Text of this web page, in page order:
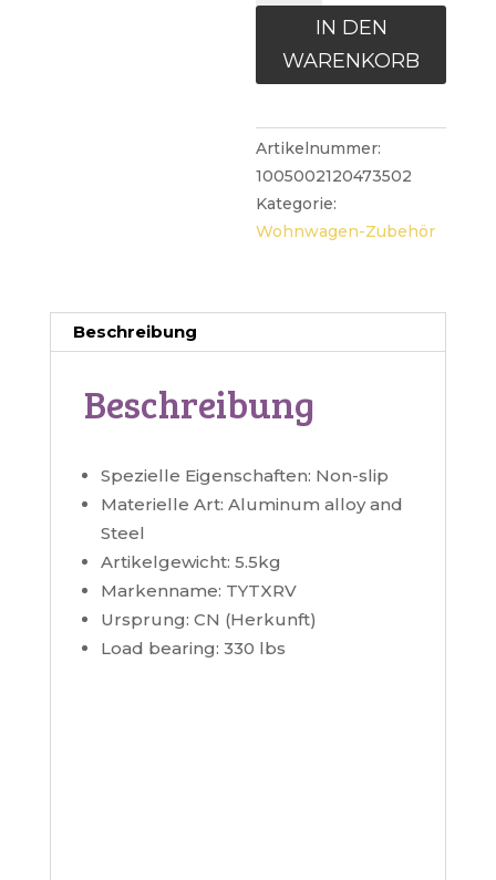
Tür
Manuelle
Klapp
Schritt
Wohnmobile
Aluminium
Legierung
RV
Teleskop
Zubehör
Menge
IN DEN
WARENKORB
Artikelnummer:
1005002120473502
Kategorie:
Wohnwagen-Zubehör
Beschreibung
Beschreibung
Spezielle Eigenschaften: Non-slip
Materielle Art: Aluminum alloy and
Steel
Artikelgewicht: 5.5kg
Markenname: TYTXRV
Ursprung: CN (Herkunft)
Load bearing: 330 lbs